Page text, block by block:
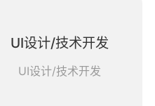
UI设计/技术开发
UI设计/技术开发